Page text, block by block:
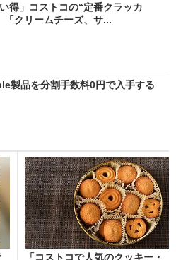
得」コストコの“定番クラッカ
クリームチーズ、サ...
製品を分割手数料0円で入手する
「コストコで人気のクッキー・